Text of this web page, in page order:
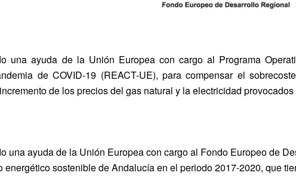
una ayuda de la Unión Europea con cargo al Programa
de COVID-19 (REACT-UE), para compensar el
de los precios del gas natural y la electricidad
una ayuda de la Unión Europea con cargo al Fondo Europeo de
energético sostenible de Andalucía en el periodo 2017-2020, que